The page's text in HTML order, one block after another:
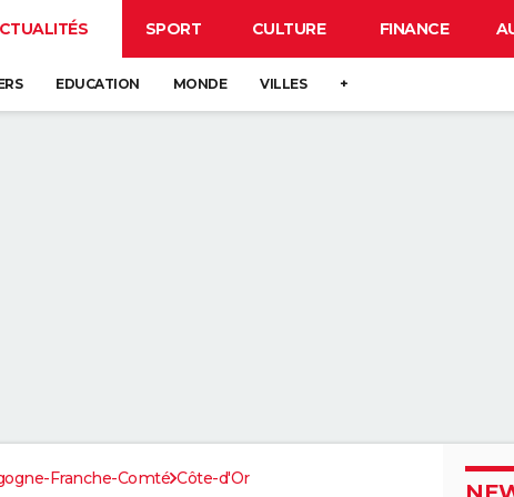
SPORT CULTURE FINANCE
EDUCATION MONDE VILLES +
Franche-Comté Côte-d'Or